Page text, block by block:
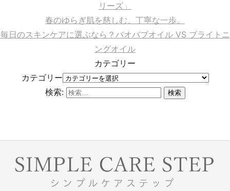
リーズ」
春のゆらぎ肌を慈しむ、丁寧な一歩。
毎日のスキンケアに選ぶなら？バオバブオイル VS ブライトニ
ングオイル
カテゴリー
カテゴリー
検索: